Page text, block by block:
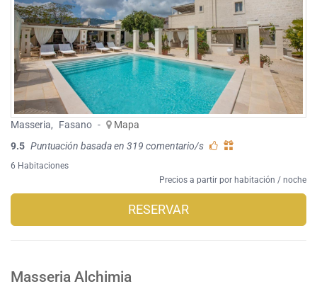
Masseria, Fasano -
Mapa
9.5 Puntuación basada en 319 comentario/s
6 Habitaciones
Precios a partir por habitación / noche
RESERVAR
Masseria Alchimia